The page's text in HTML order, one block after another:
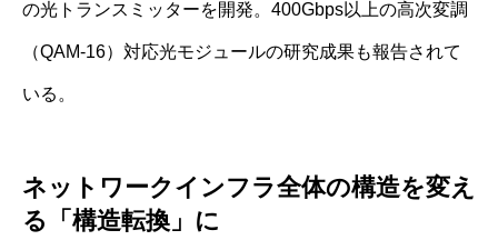
の光トランスミッターを開発。400Gbps以上の高次変調
（QAM-16）対応光モジュールの研究成果も報告されて
いる。
ネットワークインフラ全体の構造を変え
る「構造転換」に